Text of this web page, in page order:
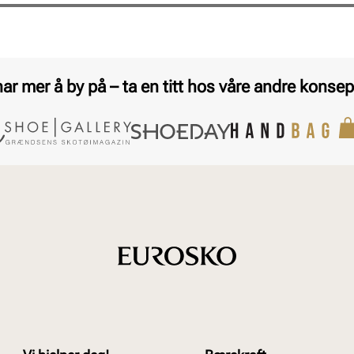
mer å by på – ta en titt hos våre andre